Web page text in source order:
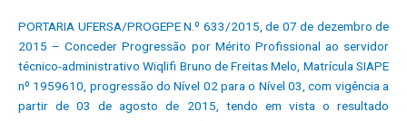
PORTARIA UFERSA/PROGEPE N.º 633/2015, de 07 de dezembro de
2015 – Conceder Progressão por Mérito Profissional ao servidor
técnico-administrativo Wiqlifi Bruno de Freitas Melo, Matrícula SIAPE
nº 1959610, progressão do Nível 02 para o Nível 03, com vigência a
partir de 03 de agosto de 2015, tendo em vista o resultado